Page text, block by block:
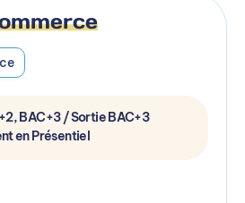
BAC+3 / Sortie BAC+3
en Présentiel